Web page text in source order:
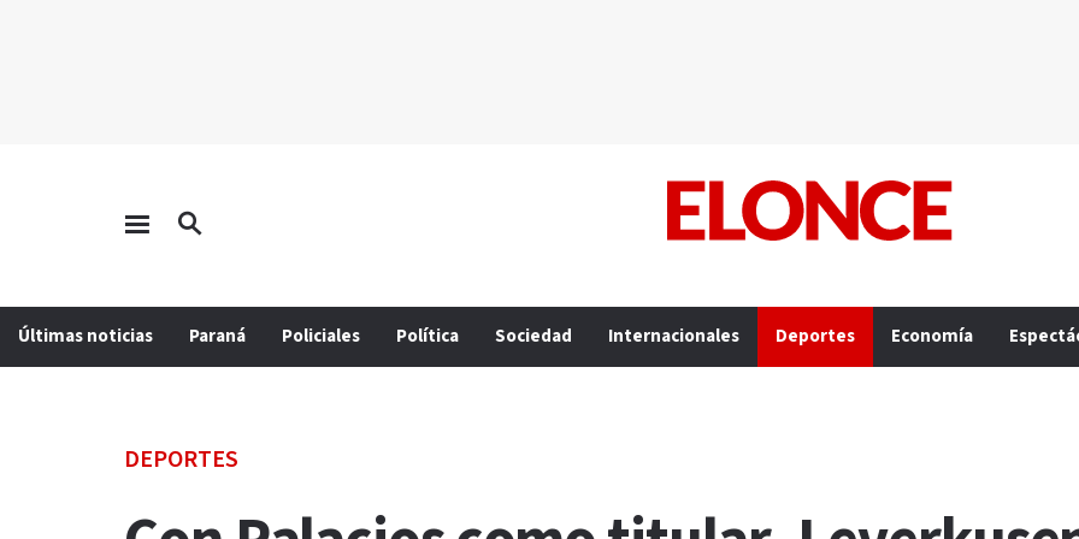
Últimas noticias Paraná Policiales Política Sociedad Internacionales Deportes Economía
DEPORTES